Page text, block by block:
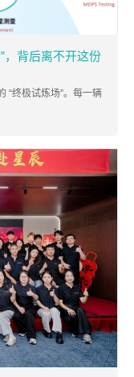
，背后离不开这份
“终极试炼场”。每一辆